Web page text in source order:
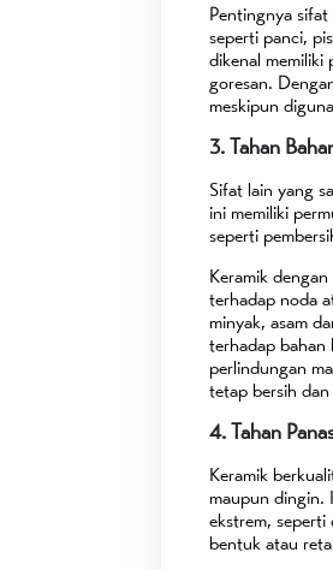
Pentingnya
seperti panci,
dikenal memiliki
goresan.
meskipun
3. Tahan
Sifat lain yang
ini memiliki
seperti
Keramik
terhadap noda
minyak, asam
terhadap bahan
perlindungan
tetap bersih
4. Tahan
Keramik
maupun dingin.
ekstrem,
bentuk atau